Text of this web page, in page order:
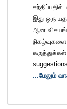
சந்திப்பதில்
இது ஒரு
ஆன
கருத்துக்கள்,
...மேலும்